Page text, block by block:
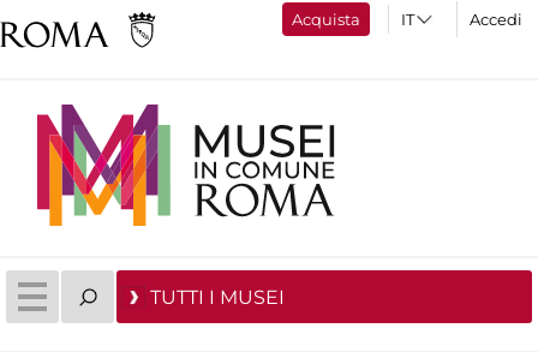
Acquista Accedi
TUTTI I MUSEI